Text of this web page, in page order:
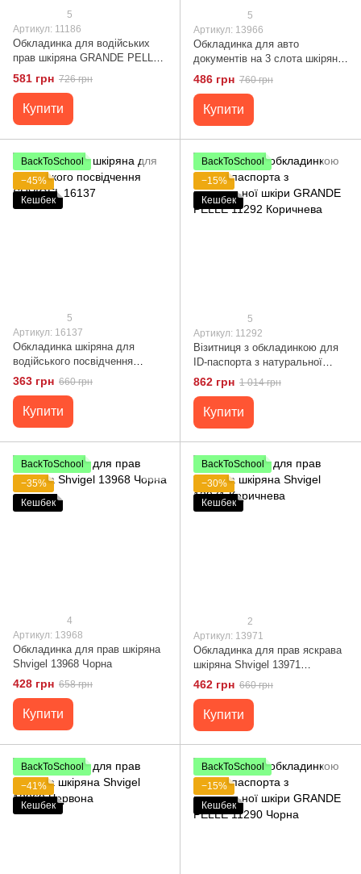
5
Артикул: 11186
Обкладинка для водійських
прав шкіряна GRANDE PELLE
11186 Коричнева
581 грн 726 грн
Купити
5
Артикул: 13966
Обкладинка для авто
документів на 3 слота шкіряна
Shvigel 13966 Чорна
486 грн 760 грн
Купити
BackToSchool
−45%
Кешбек
5
Артикул: 16137
Обкладинка шкіряна для
водійського посвідчення
SHVIGEL 16137
363 грн 660 грн
Купити
BackToSchool
−15%
Кешбек
5
Артикул: 11292
Візитниця з обкладинкою для
ID-паспорта з натуральної
шкіри GRANDE PELLE 11292
Коричнева
862 грн 1 014 грн
Купити
BackToSchool
−35%
Кешбек
4
Артикул: 13968
Обкладинка для прав шкіряна
Shvigel 13968 Чорна
428 грн 658 грн
Купити
BackToSchool
−30%
Кешбек
2
Артикул: 13971
Обкладинка для прав яскрава
шкіряна Shvigel 13971
Коричнева
462 грн 660 грн
Купити
BackToSchool
−41%
Кешбек
BackToSchool
−15%
Кешбек